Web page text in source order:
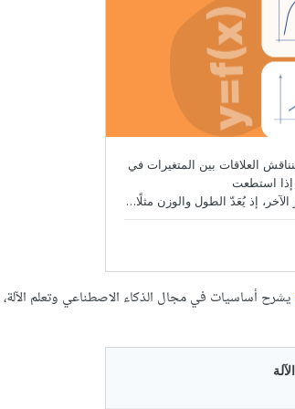
يشرح أساسيات في مجال الذكاء الاصطناعي وتعلم